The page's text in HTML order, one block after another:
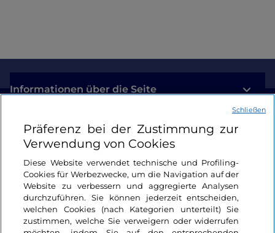
Informationen über die Seite
Nützliche Links
Login
Bleiben wir in Kontakt
Präferenz bei der Zustimmung zur
Verwendung von Cookies
Diese Website verwendet technische und Profiling-
Cookies für Werbezwecke, um die Navigation auf der
Website zu verbessern und aggregierte Analysen
durchzuführen. Sie können jederzeit entscheiden,
welchen Cookies (nach Kategorien unterteilt) Sie
zustimmen, welche Sie verweigern oder widerrufen
Schließen